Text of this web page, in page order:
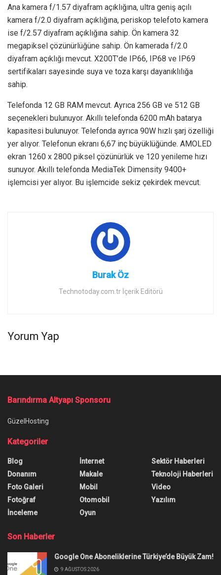
Ana kamera f/1.57 diyafram açıklığına, ultra geniş açılı
kamera f/2.0 diyafram açıklığına, periskop telefoto kamera
ise f/2.57 diyafram açıklığına sahip. Ön kamera 32
megapiksel çözünürlüğüne sahip. Ön kamerada f/2.0
diyafram açıklığı mevcut. X200T’de IP66, IP68 ve IP69
sertifikaları sayesinde suya ve toza karşı dayanıklılığa
sahip.
Telefonda 12 GB RAM mevcut. Ayrıca 256 GB ve 512 GB
seçenekleri bulunuyor. Akıllı telefonda 6200 mAh batarya
kapasitesi bulunuyor. Telefonda ayrıca 90W hızlı şarj özelliği
yer alıyor. Telefonun ekranı 6,67 inç büyüklüğünde. AMOLED
ekran 1260 x 2800 piksel çözünürlük ve 120 yenileme hızı
sunuyor. Akıllı telefonda MediaTek Dimensity 9400+
işlemcisi yer alıyor. Bu işlemcide sekiz çekirdek mevcut.
Burak Öz
Technotoday.com.tr İçerik Editörü
Yorum Yap
Barındırma Altyapı Sponsoru
GüzelHosting
Kategoriler
Blog
Donanım
Foto Galeri
Fotoğraf
İnceleme
İnternet
Makale
Mobil
Otomobil
Oyun
Sektör Haberleri
Teknoloji Haberleri
Video
Yazılım
Son Haberler
Google One Aboneliklerine Türkiye’de Büyük Zam!
9 AĞUSTOS 2026